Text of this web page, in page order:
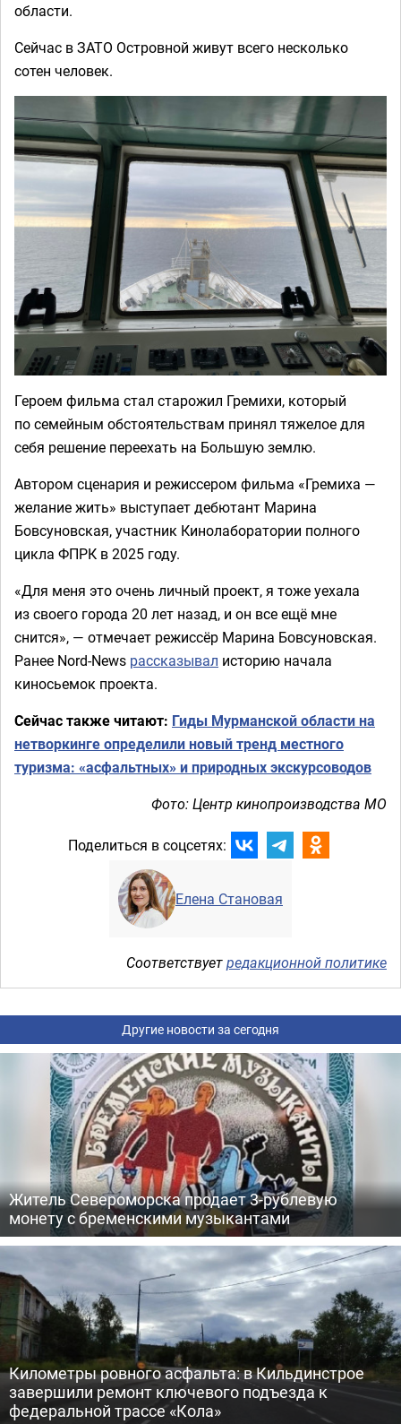
области.
Сейчас в ЗАТО Островной живут всего несколько
сотен человек.
Героем фильма стал старожил Гремихи, который
по семейным обстоятельствам принял тяжелое для
себя решение переехать на Большую землю.
Автором сценария и режиссером фильма «Гремиха —
желание жить» выступает дебютант Марина
Бовсуновская, участник Кинолаборатории полного
цикла ФПРК в 2025 году.
«Для меня это очень личный проект, я тоже уехала
из своего города 20 лет назад, и он все ещё мне
снится», — отмечает режиссёр Марина Бовсуновская.
Ранее Nord-News рассказывал историю начала
киносьемок проекта.
Сейчас также читают: Гиды Мурманской области на
нетворкинге определили новый тренд местного
туризма: «асфальтных» и природных экскурсоводов
Фото: Центр кинопроизводства МО
Поделиться в соцсетях:
Елена Становая
Соответствуетредакционной политике
Другие новости за сегодня
Житель Североморска продает 3-рублевую
монету с бременскими музыкантами
Километры ровного асфальта: в Кильдинстрое
завершили ремонт ключевого подъезда к
федеральной трассе «Кола»